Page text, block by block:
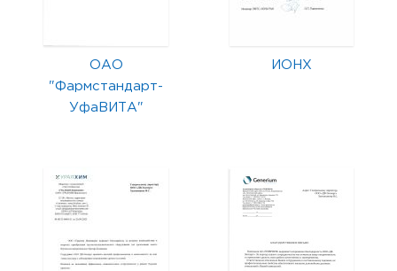
ОАО
"Фармстандарт-
УфаВИТА"
ИОНХ